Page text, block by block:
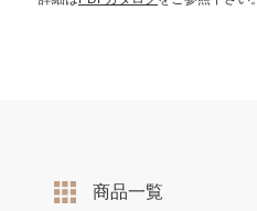
商品一覧